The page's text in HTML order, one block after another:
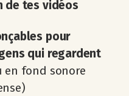
de tes vidéos
pour
qui regardent
en fond sonore